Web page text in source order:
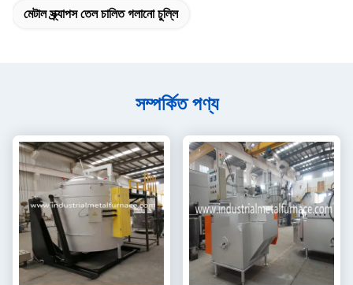
মেটাল স্ক্র্যাপস তেল চালিত গলানো চুল্লি
সম্পর্কিত পণ্য